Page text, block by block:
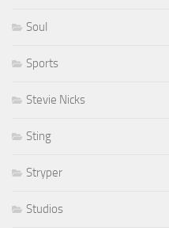
Soul
Sports
Stevie Nicks
Sting
Stryper
Studios